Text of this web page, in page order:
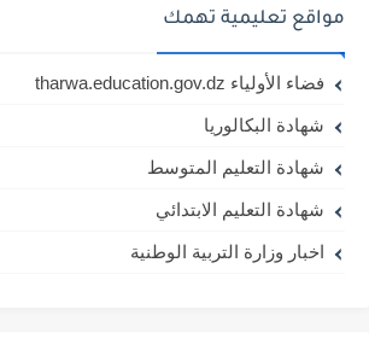
مواقع تعليمية تهمك
فضاء الأولياء tharwa.education.gov.dz
شهادة البكالوريا
شهادة التعليم المتوسط
شهادة التعليم الابتدائي
اخبار وزارة التربية الوطنية